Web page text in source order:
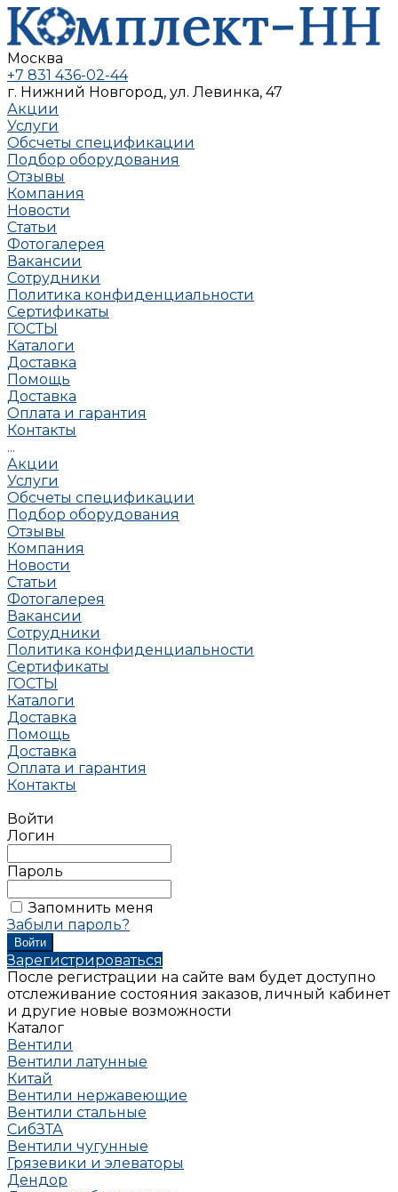
Москва
+7 831 436-02-44
г. Нижний Новгород, ул. Левинка, 47
Акции
Услуги
Обсчеты спецификации
Подбор оборудования
Отзывы
Компания
Новости
Статьи
Фотогалерея
Вакансии
Сотрудники
Политика конфиденциальности
Сертификаты
ГОСТЫ
Каталоги
Доставка
Помощь
Доставка
Оплата и гарантия
Контакты
...
Акции
Услуги
Обсчеты спецификации
Подбор оборудования
Отзывы
Компания
Новости
Статьи
Фотогалерея
Вакансии
Сотрудники
Политика конфиденциальности
Сертификаты
ГОСТЫ
Каталоги
Доставка
Помощь
Доставка
Оплата и гарантия
Контакты
Войти
Логин
Пароль
Запомнить меня
Забыли пароль?
Зарегистрироваться
После регистрации на сайте вам будет доступно
отслеживание состояния заказов, личный кабинет
и другие новые возможности
Каталог
Вентили
Вентили латунные
Китай
Вентили нержавеющие
Вентили стальные
СибЗТА
Вентили чугунные
Грязевики и элеваторы
Дендор